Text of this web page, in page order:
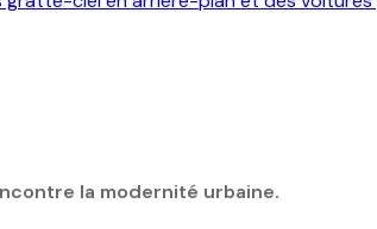
la modernité urbaine.